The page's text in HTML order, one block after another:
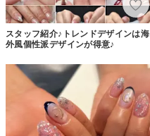
スタッフ紹介♪トレンドデザインは海
外風個性派デザインが得意♪